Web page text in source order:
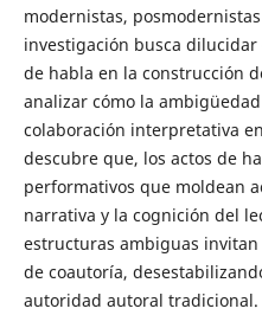
modernistas,
investigación busca
de habla en la construcción
analizar cómo la
colaboración interpretativa
descubre que, los actos de
performativos que moldean
narrativa y la cognición del
estructuras ambiguas
de coautoría,
autoridad autoral tradicional.